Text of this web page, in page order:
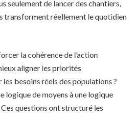
seulement de lancer des chantiers,
transforment réellement le quotidien
la cohérence de l’action
aligner les priorités
besoins réels des populations ?
logique de moyens à une logique
questions ont structuré les